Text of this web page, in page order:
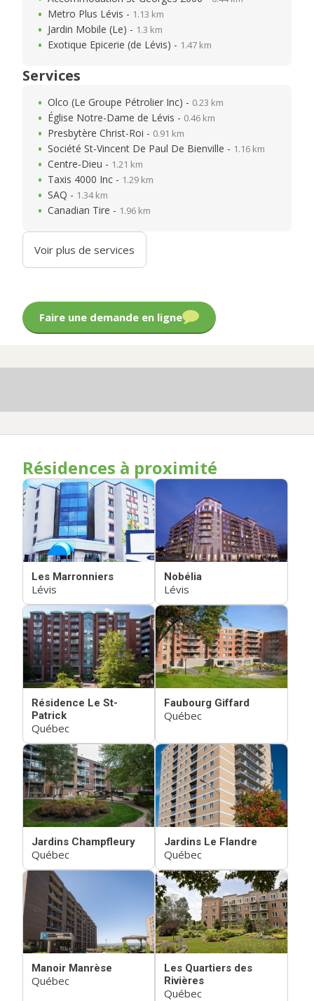
Metro Plus Lévis - 1.13 km
Jardin Mobile (Le) - 1.3 km
Exotique Epicerie (de Lévis) - 1.47 km
Services
Olco (Le Groupe Pétrolier Inc) - 0.23 km
Église Notre-Dame de Lévis - 0.46 km
Presbytère Christ-Roi - 0.91 km
Société St-Vincent De Paul De Bienville - 1.16 km
Centre-Dieu - 1.21 km
Taxis 4000 Inc - 1.29 km
SAQ - 1.34 km
Canadian Tire - 1.96 km
Voir plus de services
Faire une demande en ligne
Résidences à proximité
Les Marronniers
Lévis
Nobélia
Lévis
Résidence Le St-
Patrick
Québec
Faubourg Giffard
Québec
Jardins Champfleury
Québec
Jardins Le Flandre
Québec
Manoir Manrèse
Québec
Les Quartiers des
Rivières
Québec